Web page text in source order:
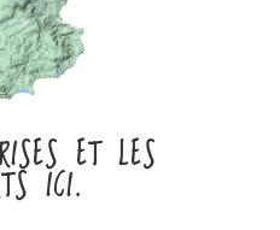
ET LES
ICI.